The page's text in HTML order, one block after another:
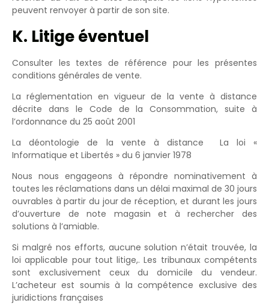
peuvent renvoyer à partir de son site.
K. Litige éventuel
Consulter les textes de référence pour les présentes
conditions générales de vente.
La réglementation en vigueur de la vente à distance
décrite dans le Code de la Consommation, suite à
l’ordonnance du 25 août 2001
La déontologie de la vente à distance La loi «
Informatique et Libertés » du 6 janvier 1978
Nous nous engageons à répondre nominativement à
toutes les réclamations dans un délai maximal de 30 jours
ouvrables à partir du jour de réception, et durant les jours
d’ouverture de note magasin et à rechercher des
solutions à l’amiable.
Si malgré nos efforts, aucune solution n’était trouvée, la
loi applicable pour tout litige,. Les tribunaux compétents
sont exclusivement ceux du domicile du vendeur.
L’acheteur est soumis à la compétence exclusive des
juridictions françaises